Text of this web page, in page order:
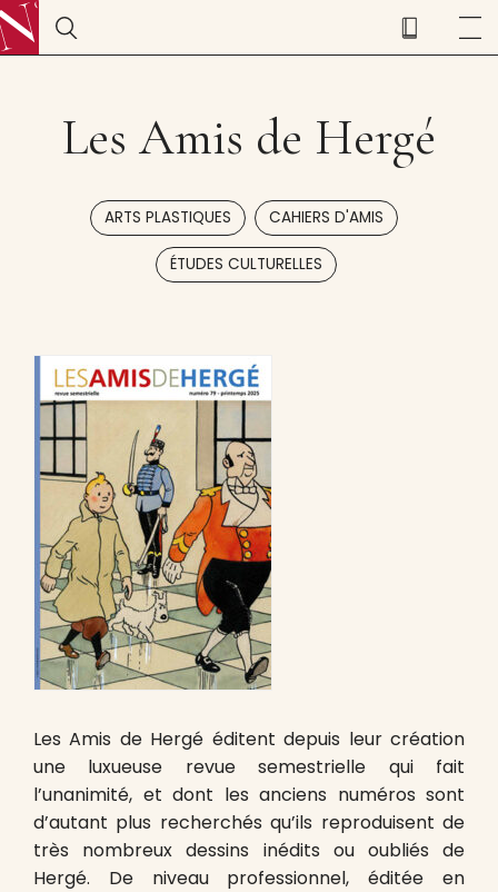
Les Amis de Hergé
ARTS PLASTIQUES , CAHIERS D'AMIS
ÉTUDES CULTURELLES
Les Amis de Hergé éditent depuis leur création
une luxueuse revue semestrielle qui fait
l’unanimité, et dont les anciens numéros sont
d’autant plus recherchés qu’ils reproduisent de
très nombreux dessins inédits ou oubliés de
Hergé. De niveau professionnel, éditée en